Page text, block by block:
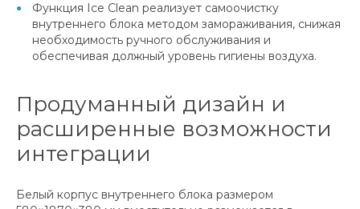
Функция Ice Clean реализует самоочистку
внутреннего блока методом замораживания, снижая
необходимость ручного обслуживания и
обеспечивая должный уровень гигиены воздуха.
Продуманный дизайн и
расширенные возможности
интеграции
Белый корпус внутреннего блока размером